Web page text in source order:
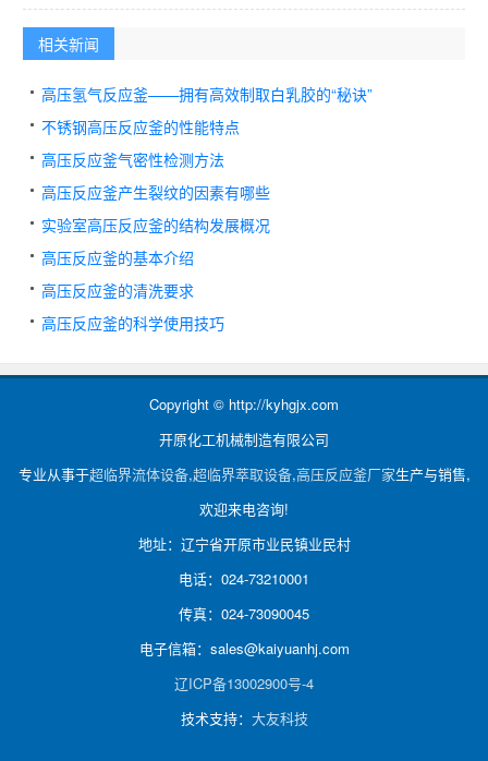
相关新闻
高压氢气反应釜——拥有高效制取白乳胶的“秘诀”
不锈钢高压反应釜的性能特点
高压反应釜气密性检测方法
高压反应釜产生裂纹的因素有哪些
实验室高压反应釜的结构发展概况
高压反应釜的基本介绍
高压反应釜的清洗要求
高压反应釜的科学使用技巧
Copyright © http://kyhgjx.com
开原化工机械制造有限公司
专业从事于超临界流体设备,超临界萃取设备,高压反应釜厂家生产与销售,
欢迎来电咨询!
地址：辽宁省开原市业民镇业民村
电话：024-73210001
传真：024-73090045
电子信箱：sales@kaiyuanhj.com
辽ICP备13002900号-4
技术支持： 大友科技